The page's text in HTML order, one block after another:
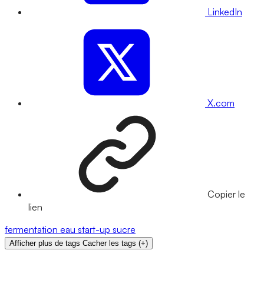
LinkedIn
X.com
Copier le
lien
fermentation eau start-up sucre
Afficher plus de tags Cacher les tags (+)